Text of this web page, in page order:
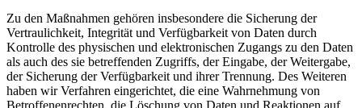
Zu den Maßnahmen gehören insbesondere die Sicherung der
Vertraulichkeit, Integrität und Verfügbarkeit von Daten durch
Kontrolle des physischen und elektronischen Zugangs zu den Daten
als auch des sie betreffenden Zugriffs, der Eingabe, der Weitergabe,
der Sicherung der Verfügbarkeit und ihrer Trennung. Des Weiteren
haben wir Verfahren eingerichtet, die eine Wahrnehmung von
Betroffenenrechten, die Löschung von Daten und Reaktionen auf